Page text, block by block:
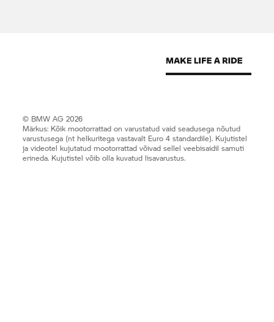
© BMW AG 2026
Märkus: Kõik mootorrattad on varustatud vaid seadusega nõutud
varustusega (nt helkuritega vastavalt Euro 4 standardile). Kujutistel
ja videotel kujutatud mootorrattad võivad sellel veebisaidil samuti
erineda. Kujutistel võib olla kuvatud lisavarustus.